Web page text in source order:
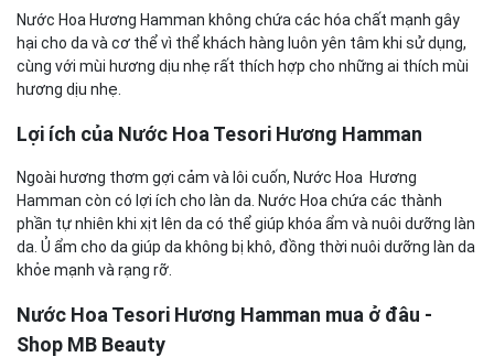
Nước Hoa Hương Hamman không chứa các hóa chất mạnh gây
hại cho da và cơ thể vì thể khách hàng luôn yên tâm khi sử dụng,
cùng với mùi hương dịu nhẹ rất thích hợp cho những ai thích mùi
hương dịu nhẹ.
Lợi ích của Nước Hoa Tesori Hương Hamman
Ngoài hương thơm gợi cảm và lôi cuốn, Nước Hoa Hương
Hamman còn có lợi ích cho làn da. Nước Hoa chứa các thành
phần tự nhiên khi xịt lên da có thể giúp khóa ẩm và nuôi dưỡng làn
da. Ủ ẩm cho da giúp da không bị khô, đồng thời nuôi dưỡng làn da
khỏe mạnh và rạng rỡ.
Nước Hoa Tesori Hương Hamman mua ở đâu -
Shop MB Beauty